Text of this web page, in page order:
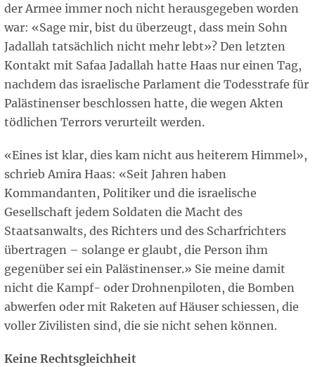
der Armee immer noch nicht herausgegeben worden
war: «Sage mir, bist du überzeugt, dass mein Sohn
Jadallah tatsächlich nicht mehr lebt»? Den letzten
Kontakt mit Safaa Jadallah hatte Haas nur einen Tag,
nachdem das israelische Parlament die Todesstrafe für
Palästinenser beschlossen hatte, die wegen Akten
tödlichen Terrors verurteilt werden.
«Eines ist klar, dies kam nicht aus heiterem Himmel»,
schrieb Amira Haas: «Seit Jahren haben
Kommandanten, Politiker und die israelische
Gesellschaft jedem Soldaten die Macht des
Staatsanwalts, des Richters und des Scharfrichters
übertragen – solange er glaubt, die Person ihm
gegenüber sei ein Palästinenser.» Sie meine damit
nicht die Kampf- oder Drohnenpiloten, die Bomben
abwerfen oder mit Raketen auf Häuser schiessen, die
voller Zivilisten sind, die sie nicht sehen können.
Keine Rechtsgleichheit